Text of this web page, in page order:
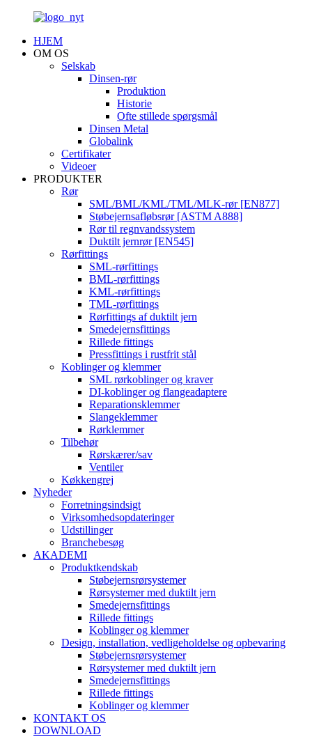
HJEM
OM OS
Selskab
Dinsen-rør
Produktion
Historie
Ofte stillede spørgsmål
Dinsen Metal
Globalink
Certifikater
Videoer
PRODUKTER
Rør
SML/BML/KML/TML/MLK-rør [EN877]
Støbejernsafløbsrør [ASTM A888]
Rør til regnvandssystem
Duktilt jernrør [EN545]
Rørfittings
SML-rørfittings
BML-rørfittings
KML-rørfittings
TML-rørfittings
Rørfittings af duktilt jern
Smedejernsfittings
Rillede fittings
Pressfittings i rustfrit stål
Koblinger og klemmer
SML rørkoblinger og kraver
DI-koblinger og flangeadaptere
Reparationsklemmer
Slangeklemmer
Rørklemmer
Tilbehør
Rørskærer/sav
Ventiler
Køkkengrej
Nyheder
Forretningsindsigt
Virksomhedsopdateringer
Udstillinger
Branchebesøg
AKADEMI
Produktkendskab
Støbejernsrørsystemer
Rørsystemer med duktilt jern
Smedejernsfittings
Rillede fittings
Koblinger og klemmer
Design, installation, vedligeholdelse og opbevaring
Støbejernsrørsystemer
Rørsystemer med duktilt jern
Smedejernsfittings
Rillede fittings
Koblinger og klemmer
KONTAKT OS
DOWNLOAD